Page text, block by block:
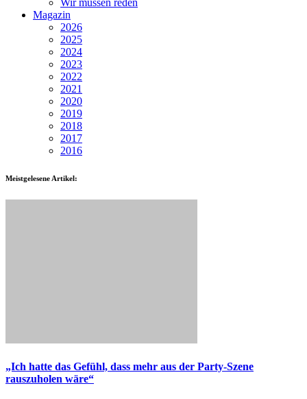
Wir müssen reden
Magazin
2026
2025
2024
2023
2022
2021
2020
2019
2018
2017
2016
Meistgelesene Artikel:
„Ich hatte das Gefühl, dass mehr aus der Party-Szene
rauszuholen wäre“